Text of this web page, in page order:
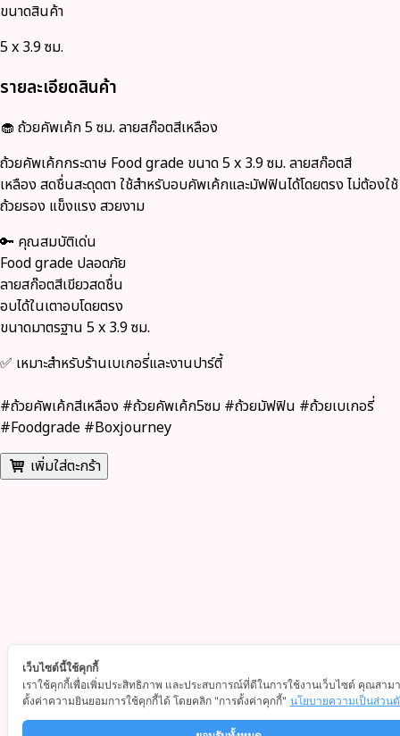
ขนาดสินค้า
5 x 3.9 ซม.
รายละเอียดสินค้า
🧁 ถ้วยคัพเค้ก 5 ซม. ลายสก๊อตสีเหลือง
ถ้วยคัพเค้กกระดาษ Food grade ขนาด 5 x 3.9 ซม. ลายสก๊อตสี
เหลือง สดชื่นสะดุดตา ใช้สำหรับอบคัพเค้กและมัฟฟินได้โดยตรง ไม่ต้องใช้
ถ้วยรอง แข็งแรง สวยงาม
🔑 คุณสมบัติเด่น
Food grade ปลอดภัย
ลายสก๊อตสีเขียวสดชื่น
อบได้ในเตาอบโดยตรง
ขนาดมาตรฐาน 5 x 3.9 ซม.
✅ เหมาะสำหรับร้านเบเกอรี่และงานปาร์ตี้
#ถ้วยคัพเค้กสีเหลือง #ถ้วยคัพเค้ก5ซม #ถ้วยมัฟฟิน #ถ้วยเบเกอรี่
#Foodgrade #Boxjourney
เพิ่มใส่ตะกร้า
เว็บไซต์นี้ใช้คุกกี้
เราใช้คุกกี้เพื่อเพิ่มประสิทธิภาพ และประสบการณ์ที่ดีในการใช้งานเว็บไซต์ คุณสาม
ตั้งค่าความยินยอมการใช้คุกกี้ได้ โดยคลิก "การตั้งค่าคุกกี้" นโยบายความเป็นส่วน